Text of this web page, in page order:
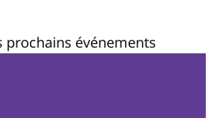
prochains événements